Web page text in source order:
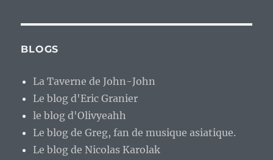
BLOGS
La Taverne de John-John
Le blog d'Eric Granier
le blog d'Olivyeahh
Le blog de Greg, fan de musique asiatique.
Le blog de Nicolas Karolak